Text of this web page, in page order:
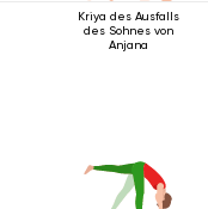
Kriya des Ausfalls
des Sohnes von
Anjana